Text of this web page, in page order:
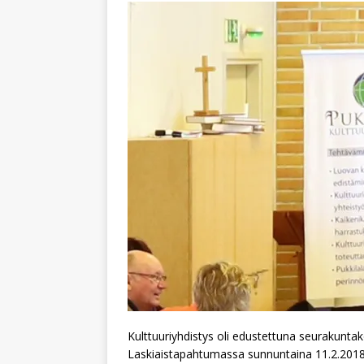
Kulttuuriyhdistys oli edustettuna
Laskiaistapahtumassa sunnuntaina